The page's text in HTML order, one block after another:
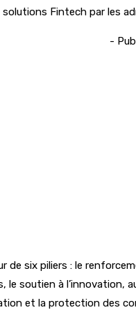
Fintech par les
-
de six piliers : le
soutien à
et la protection des